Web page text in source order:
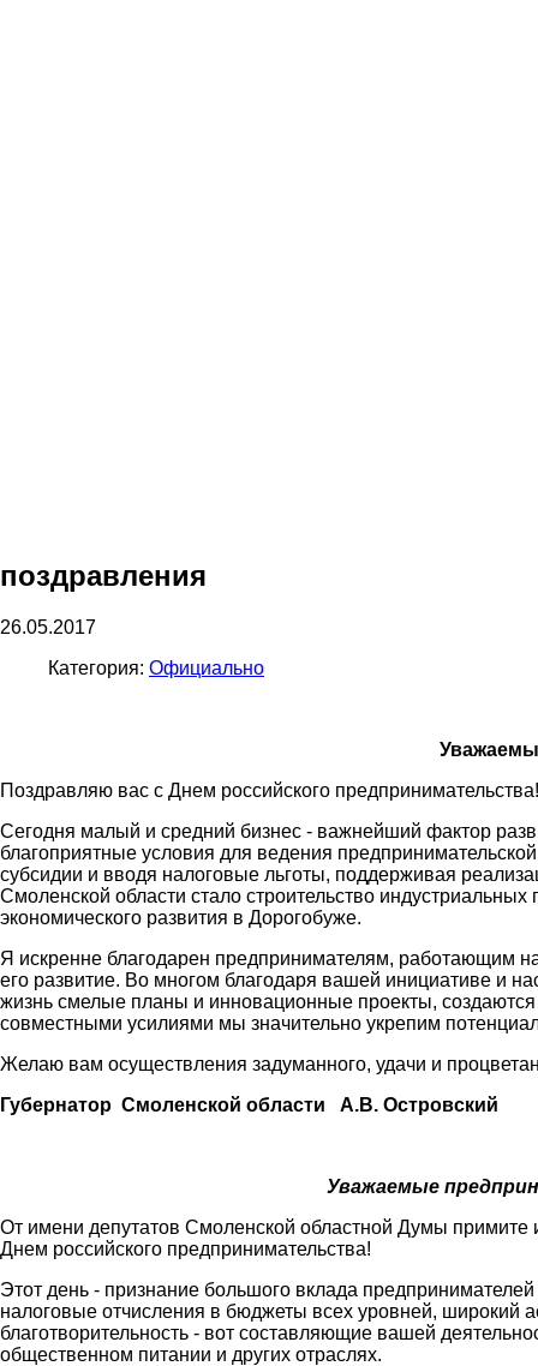
поздравления
26.05.2017
Категория: Официально
Поздравляю вас с Днем российского предпринимательства!
Сегодня малый и средний бизнес - важнейший фактор
благоприятные условия для ведения
субсидии и вводя налоговые льготы, поддерживая
Смоленской области стало строительство
экономического развития в Дорогобуже.
Я искренне благодарен предпринимателям, работающим
его развитие. Во многом благодаря вашей инициативе и
жизнь смелые планы и инновационные проекты,
совместными усилиями мы значительно укрепим
Желаю вам осуществления задуманного, удачи и
Губернатор Смоленской области А.В. Островский
Уважаемые
От имени депутатов Смоленской областной Думы
Днем российского предпринимательства!
Этот день - признание большого вклада
налоговые отчисления в бюджеты всех уровней, широкий
благотворительность - вот составляющие вашей
общественном питании и других отраслях.